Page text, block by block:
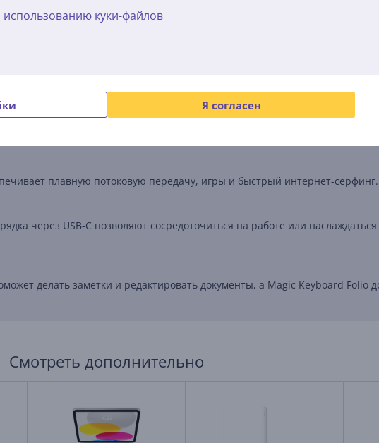
куки-файлов
Я согласен
функциями на базе искусственного интеллекта.
и удобное использование как в помещении, так и на улице при
высокое качество видеозвонков и создания контента для
чистый звук во время подкастов, видеозвонков и
плавную потоковую передачу, игры и быстрый интернет-серфинг.
через USB-C позволяют сосредоточиться на работе или
делать заметки и редактировать документы, а Magic Keyboard Folio
Смотреть дополнительно